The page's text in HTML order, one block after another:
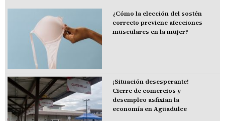
¿Cómo la elección del sostén
correcto previene afecciones
musculares en la mujer?
¡Situación desesperante!
Cierre de comercios y
desempleo asfixian la
economía en Aguadulce